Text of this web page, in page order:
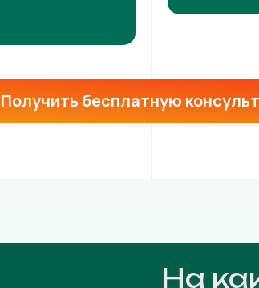
Получить бесплатную
На